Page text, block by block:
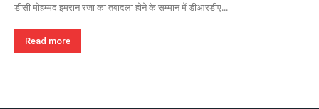
डीसी मोहम्मद इमरान रजा का तबादला होने के सम्मान में डीआरडीए...
Read more